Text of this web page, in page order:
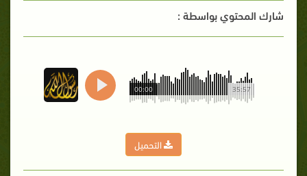
شارك المحتوي بواسطة :
35:57
00:00
التحميل